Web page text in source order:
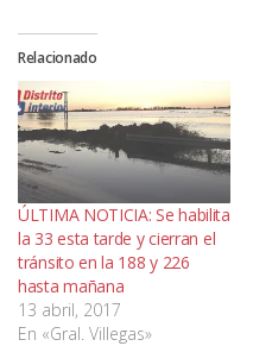
Relacionado
ÚLTIMA NOTICIA: Se habilita
la 33 esta tarde y cierran el
tránsito en la 188 y 226
hasta mañana
13 abril, 2017
En «Gral. Villegas»